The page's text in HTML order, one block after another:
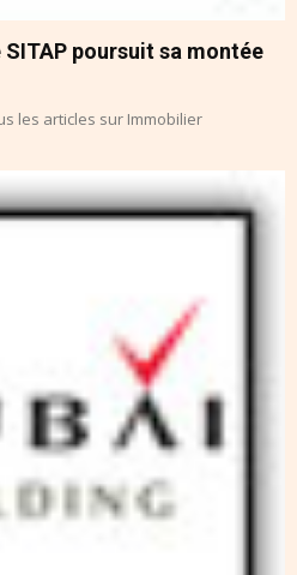
SITAP poursuit sa montée
les articles sur Immobilier